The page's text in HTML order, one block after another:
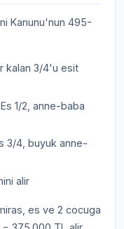
Kanunu'nun 495-
kalan 3/4'u esit
Es 1/2, anne-baba
3/4, buyuk anne-
alir
es ve 2 cocuga